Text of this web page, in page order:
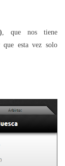
, que nos tiene
que esta vez solo